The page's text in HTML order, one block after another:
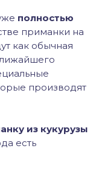
полностью
приманки на
как обычная
производят
из кукурузы
есть